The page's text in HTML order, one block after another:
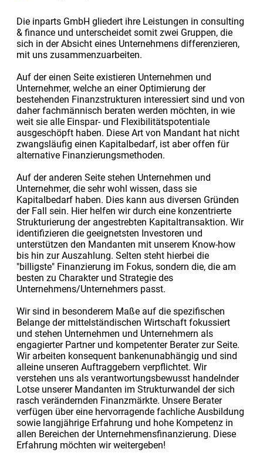
Die inparts GmbH gliedert ihre Leistungen in consulting
& finance und unterscheidet somit zwei Gruppen, die
sich in der Absicht eines Unternehmens differenzieren,
mit uns zusammenzuarbeiten.
Auf der einen Seite existieren Unternehmen und
Unternehmer, welche an einer Optimierung der
bestehenden Finanzstrukturen interessiert sind und von
daher fachmännisch beraten werden möchten, in wie
weit sie alle Einspar- und Flexibilitätspotentiale
ausgeschöpft haben. Diese Art von Mandant hat nicht
zwangsläufig einen Kapitalbedarf, ist aber offen für
alternative Finanzierungsmethoden.
Auf der anderen Seite stehen Unternehmen und
Unternehmer, die sehr wohl wissen, dass sie
Kapitalbedarf haben. Dies kann aus diversen Gründen
der Fall sein. Hier helfen wir durch eine konzentrierte
Strukturierung der angestrebten Kapitaltransaktion. Wir
identifizieren die geeignetsten Investoren und
unterstützen den Mandanten mit unserem Know-how
bis hin zur Auszahlung. Selten steht hierbei die
"billigste" Finanzierung im Fokus, sondern die, die am
besten zu Charakter und Strategie des
Unternehmens/Unternehmers passt.
Wir sind in besonderem Maße auf die spezifischen
Belange der mittelständischen Wirtschaft fokussiert
und stehen Unternehmen und Unternehmern als
engagierter Partner und kompetenter Berater zur Seite.
Wir arbeiten konsequent bankenunabhängig und sind
alleine unseren Auftraggebern verpflichtet. Wir
verstehen uns als verantwortungsbewusst handelnder
Lotse unserer Mandanten im Strukturwandel der sich
rasch verändernden Finanzmärkte. Unsere Berater
verfügen über eine hervorragende fachliche Ausbildung
sowie langjährige Erfahrung und hohe Kompetenz in
allen Bereichen der Unternehmensfinanzierung. Diese
Erfahrung möchten wir weitergeben!